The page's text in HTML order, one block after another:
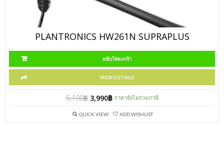
PLANTRONICS HW261N SUPRAPLUS
หยิบใส่ตะกร้า
VIEW DETAILS
5,190฿ 3,990฿ ราคายังไม่รวมภาษี
QUICK VIEW ADD WISHLIST